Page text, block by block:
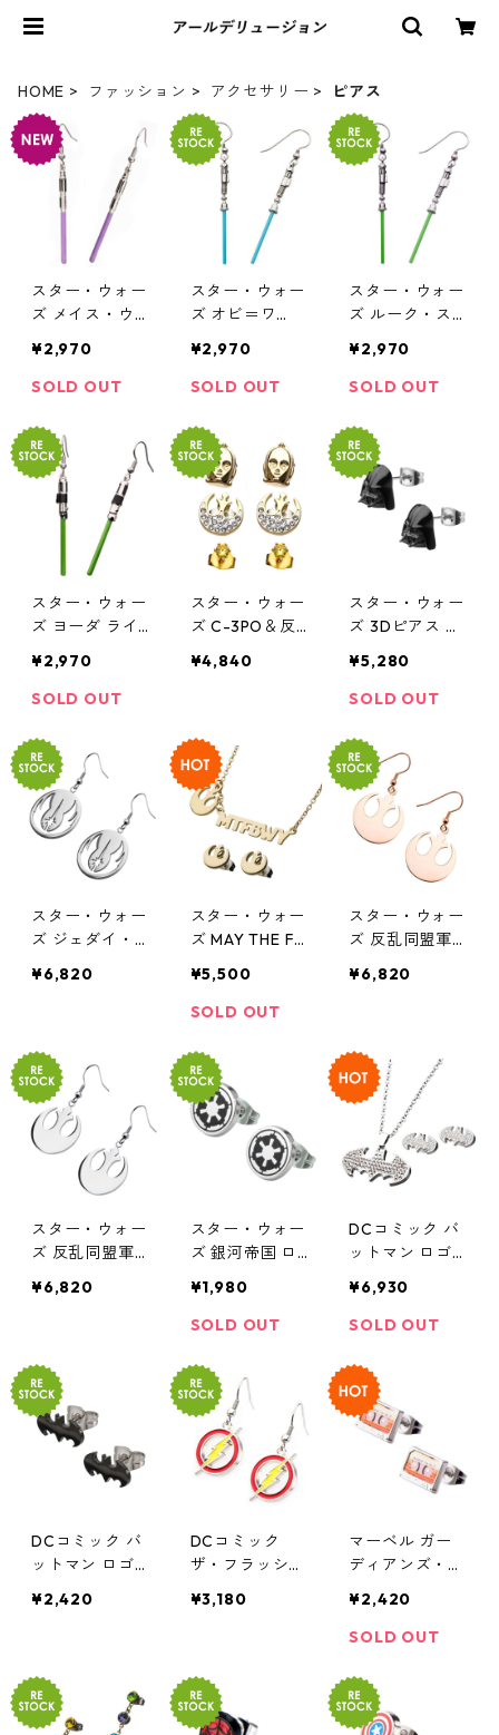
HOME ファッション アクセサリー ピアス
スター・ウォー
ズ メイス・ウ
トセーバー ダ
ングル ピアス S
ダイ
¥2,970
SOLD OUT
スター・ウォー
ズ オビ＝ワ
ライトセーバー
ダングル ピア
ライトサイド
¥2,970
SOLD OUT
スター・ウォー
ズ ルーク・ス
ライトセーバー
ダングル ピア
ジェダイ
¥2,970
SOLD OUT
スター・ウォー
ズ ヨーダ ライ
ングル ピアス S
TAR WARS ジェ
¥2,970
SOLD OUT
スター・ウォー
ズ C-3PO＆反
スタッドピアス
ド
¥4,840
スター・ウォー
ズ 3Dピアス ダ
STAR WARS
¥5,280
SOLD OUT
スター・ウォー
ズ ジェダイ・
ボルロゴ ダン
ARS
¥6,820
スター・ウォー
ズ MAY THE FO
OU ネックレス
＆ピアスセット
イトサイド
¥5,500
SOLD OUT
スター・ウォー
ズ 反乱同盟軍
ダングルピアス
イトサイド
¥6,820
スター・ウォー
ズ 反乱同盟軍
ダングルピアス
イド
¥6,820
スター・ウォー
ズ 銀河帝国 ロ
WARS ダークサ
イド
¥1,980
SOLD OUT
DCコミック バ
ットマン ロゴ
アスセット DC
COMICS
¥6,930
SOLD OUT
DCコミック バ
ットマン ロゴ
ク DC COMICS
¥2,420
DCコミック
ザ・フラッシュ
ピアス DC CO
¥3,180
マーベル ガー
ディアンズ・オ
ー カセットテ
ープ型ピアス M
¥2,420
SOLD OUT